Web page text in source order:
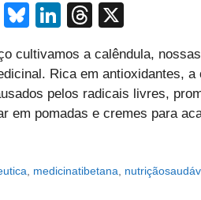
W
Bl
e
sk
y
Li
k
e
dI
T
hr
e
a
d
cultivamos a calêndula,
Rica em antioxidantes,
pelos radicais livres,
em pomadas e cremes para
, medicinatibetana,